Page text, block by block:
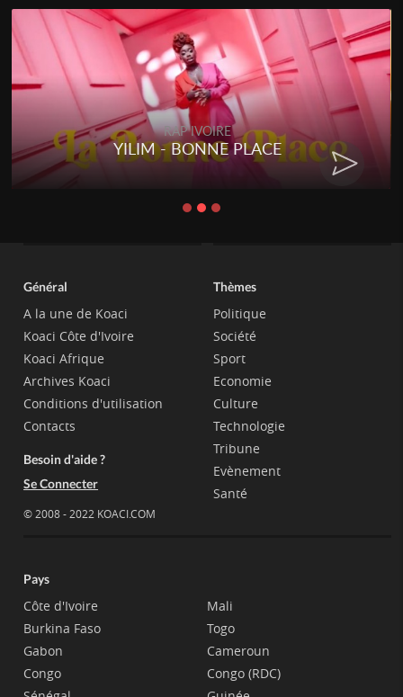
RAP IVOIRE
YILIM - BONNE PLACE
Général
A la une de Koaci
Koaci Côte d'Ivoire
Koaci Afrique
Archives Koaci
Conditions d'utilisation
Contacts
Besoin d'aide ?
Se Connecter
© 2008 - 2022 KOACI.COM
Thèmes
Politique
Société
Sport
Economie
Culture
Technologie
Tribune
Evènement
Santé
Pays
Côte d'Ivoire
Burkina Faso
Gabon
Congo
Mali
Togo
Cameroun
Congo (RDC)